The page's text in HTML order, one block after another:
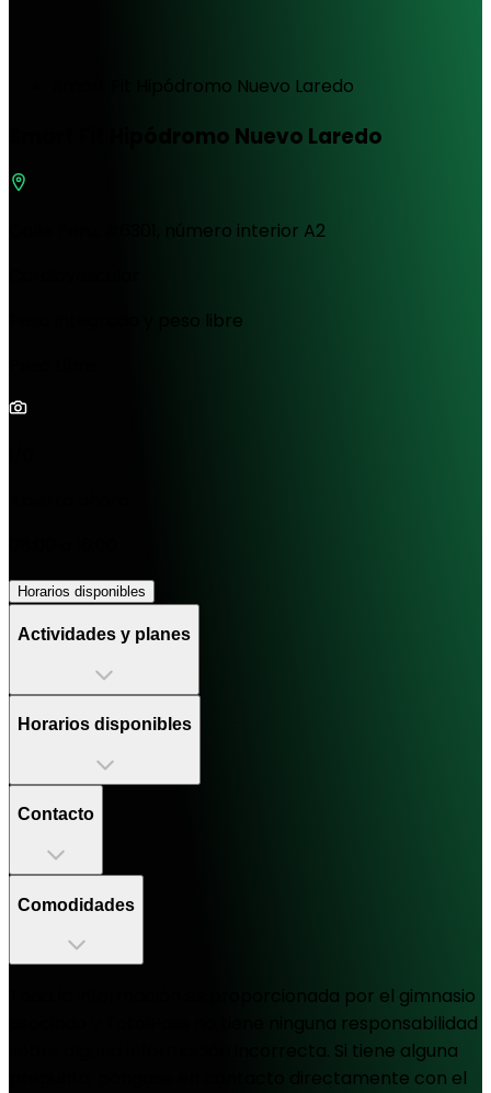
Smart Fit Hipódromo Nuevo Laredo
Smart Fit Hipódromo Nuevo Laredo
Calle Peru, #6301, número interior A2
Peso integrado y peso libre
Horarios disponibles
Actividades y planes
Horarios disponibles
Contacto
Comodidades
Toda la información es proporcionada por el gimnasio
asociado y TotalPass no tiene ninguna responsabilidad
sobre alguna información incorrecta. Si tiene alguna
pregunta, póngase en contacto directamente con el